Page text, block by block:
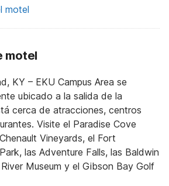
motel
motel
KY – EKU Campus Area se
ubicado a la salida de la
cerca de atracciones, centros
Visite el Paradise Cove
Vineyards, el Fort
las Adventure Falls, las Baldwin
Museum y el Gibson Bay Golf